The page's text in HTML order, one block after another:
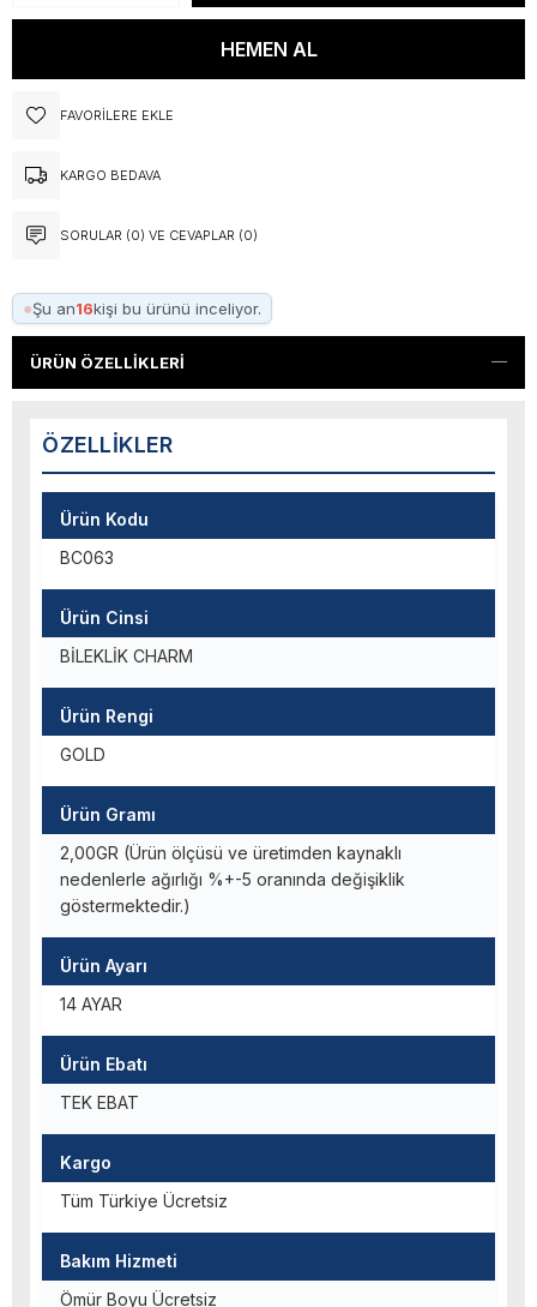
FAVORILERE EKLE
KARGO BEDAVA
SORULAR (0) VE CEVAPLAR (0)
●Şu an16kişi bu ürünü inceliyor.
ÜRÜN ÖZELLIKLERI
ÖZELLIKLER
Ürün Kodu
BC063
Ürün Cinsi
BİLEKLİK CHARM
Ürün Rengi
GOLD
Ürün Gramı
2,00GR (Ürün ölçüsü ve üretimden kaynaklı
nedenlerle ağırlığı %+-5 oranında değişiklik
göstermektedir.)
Ürün Ayarı
14 AYAR
Ürün Ebatı
TEK EBAT
Kargo
Tüm Türkiye Ücretsiz
Bakım Hizmeti
Ömür Boyu Ücretsiz